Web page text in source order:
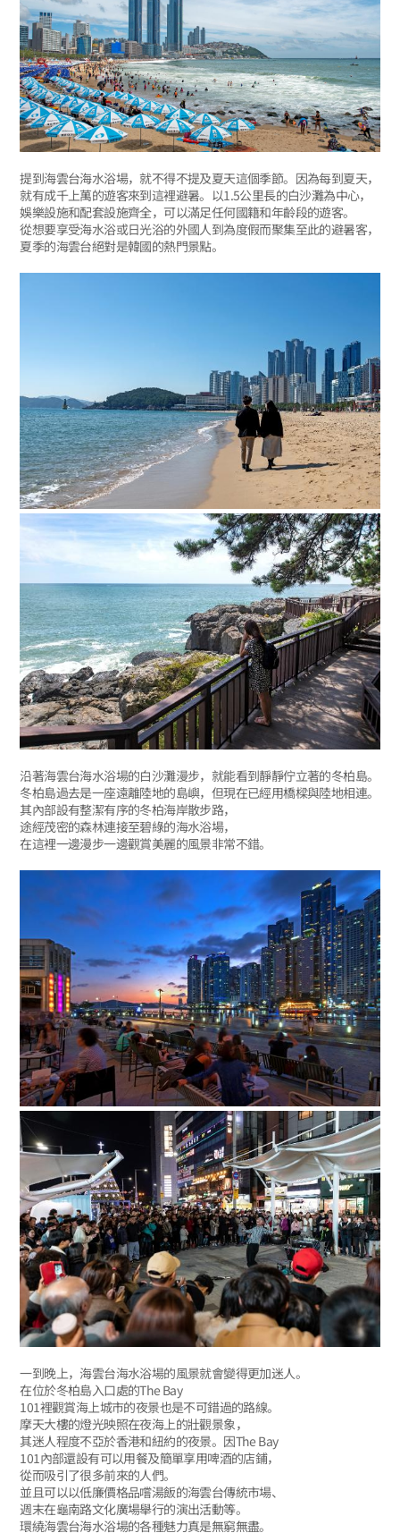
提到海雲台海水浴場，就不得不提及夏天這個季節。因為每到夏天，
就有成千上萬的遊客來到這裡避暑。以1.5公里長的白沙灘為中心，
娛樂設施和配套設施齊全，可以滿足任何國籍和年齡段的遊客。
從想要享受海水浴或日光浴的外國人到為度假而聚集至此的避暑客，
夏季的海雲台絕對是韓國的熱門景點。
沿著海雲台海水浴場的白沙灘漫步，就能看到靜靜佇立著的冬柏島。
冬柏島過去是一座遠離陸地的島嶼，但現在已經用橋樑與陸地相連。
其內部設有整潔有序的冬柏海岸散步路，
途經茂密的森林連接至碧綠的海水浴場，
在這裡一邊漫步一邊觀賞美麗的風景非常不錯。
一到晚上，海雲台海水浴場的風景就會變得更加迷人。
在位於冬柏島入口處的The Bay
101裡觀賞海上城市的夜景也是不可錯過的路線。
摩天大樓的燈光映照在夜海上的壯觀景象，
其迷人程度不亞於香港和紐約的夜景。因The Bay
101內部還設有可以用餐及簡單享用啤酒的店鋪，
從而吸引了很多前來的人們。
並且可以以低廉價格品嚐湯飯的海雲台傳統市場、
週末在龜南路文化廣場舉行的演出活動等。
環繞海雲台海水浴場的各種魅力真是無窮無盡。